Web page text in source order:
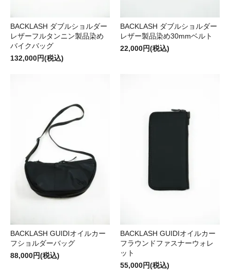
BACKLASH ダブルショルダー
レザーフルタンニン製品染め
バイクバッグ
132,000円(税込)
BACKLASH ダブルショルダー
レザー製品染め30mmベルト
22,000円(税込)
BACKLASH GUIDIオイルカー
フショルダーバッグ
88,000円(税込)
BACKLASH GUIDIオイルカー
フラウンドファスナーウォレ
ット
55,000円(税込)